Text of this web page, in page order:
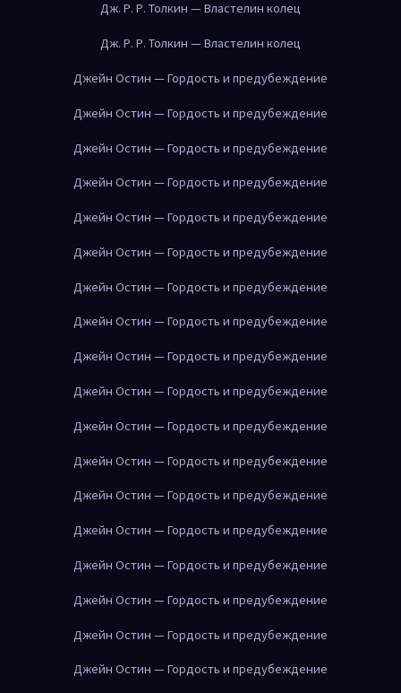
Дж. Р. Р. Толкин — Властелин колец
Дж. Р. Р. Толкин — Властелин колец
Джейн Остин — Гордость и предубеждение
Джейн Остин — Гордость и предубеждение
Джейн Остин — Гордость и предубеждение
Джейн Остин — Гордость и предубеждение
Джейн Остин — Гордость и предубеждение
Джейн Остин — Гордость и предубеждение
Джейн Остин — Гордость и предубеждение
Джейн Остин — Гордость и предубеждение
Джейн Остин — Гордость и предубеждение
Джейн Остин — Гордость и предубеждение
Джейн Остин — Гордость и предубеждение
Джейн Остин — Гордость и предубеждение
Джейн Остин — Гордость и предубеждение
Джейн Остин — Гордость и предубеждение
Джейн Остин — Гордость и предубеждение
Джейн Остин — Гордость и предубеждение
Джейн Остин — Гордость и предубеждение
Джейн Остин — Гордость и предубеждение